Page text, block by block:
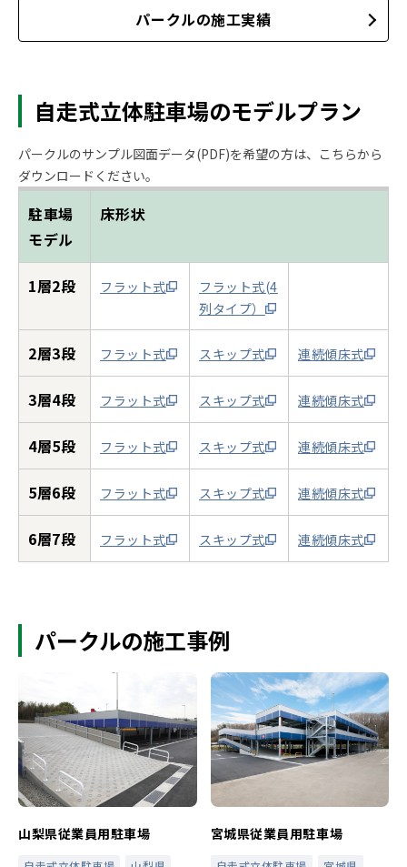
パークルの施工実績
自走式立体駐車場のモデルプラン
パークルのサンプル図面データ(PDF)を希望の方は、こちらから
ダウンロードください。
駐車場
モデル
床形状
1層2段 フラット式
フラット式(4
列タイプ）
2層3段 フラット式 スキップ式 連続傾床式
3層4段 フラット式 スキップ式 連続傾床式
4層5段 フラット式 スキップ式 連続傾床式
5層6段 フラット式 スキップ式 連続傾床式
6層7段 フラット式 スキップ式 連続傾床式
パークルの施工事例
山梨県従業員用駐車場 宮城県従業員用駐車場